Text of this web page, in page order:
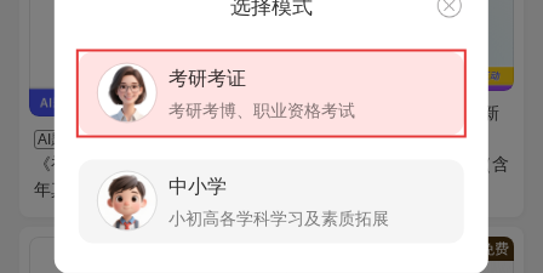
AI电子书
全国自考《中外新
闻作品研究（课程代码：
00661）》历年真题汇编（含
AI题库
2027年初级会计师
《初级会计实务》题库【历
年真题＋章节题库】AI讲解
免费
选择模式
考研考证
考研考博、职业资格考试
中小学
小初高各学科学习及素质拓展